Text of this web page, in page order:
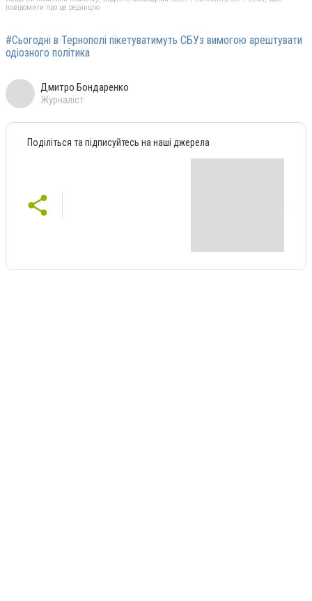
повідомити про це редакцію
#Сьогодні в Тернополі пікетуватимуть СБУз вимогою арештувати
одіозного політика
Дмитро Бондаренко
Журналіст
Поділіться та підписуйтесь на наші джерела